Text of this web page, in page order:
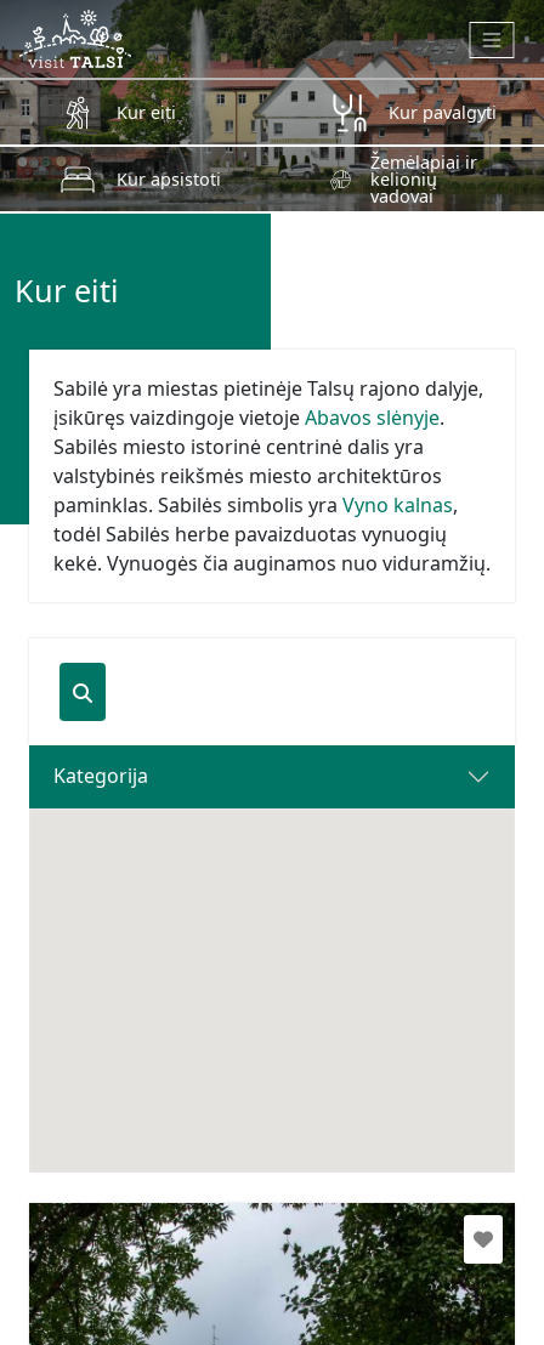
Skip to main content
Kur eiti Kur pavalgyti
Kur apsistoti
Žemėlapiai ir
kelionių
vadovai
Kur eiti
Sabilė yra miestas pietinėje Talsų rajono dalyje,
įsikūręs vaizdingoje vietojeAbavos slėnyje.
Sabilės miesto istorinė centrinė dalis yra
valstybinės reikšmės miesto architektūros
paminklas. Sabilės simbolis yra Vyno kalnas,
todėl Sabilės herbe pavaizduotas vynuogių
kekė. Vynuogės čia auginamos nuo viduramžių.
Kategorija